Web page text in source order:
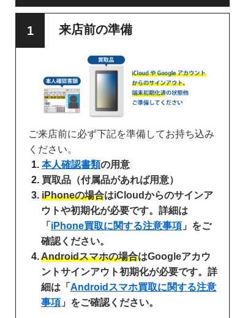
来店前の準備
ご来店前に必ず下記を準備してお持ち込み
ください。
本人確認書類の用意
買取品（付属品があれば用意）
iPhoneの場合はiCloudからのサインア
ウトや初期化が必要です。詳細は
「 iPhone買取に関する注意事項 」をご
確認ください。
Androidスマホの場合はGoogleアカウ
ントサインアウト初期化が必要です。詳
細は「 Androidスマホ買取に関する注意
事項 」をご確認ください。